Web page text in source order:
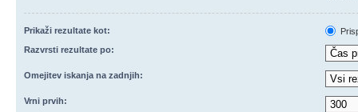
Prikaži rezultate kot:
Razvrsti rezultate po:
Omejitev iskanja na zadnjih:
Vrni prvih: